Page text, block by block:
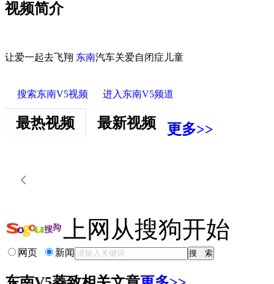
视频简介
让爱一起去飞翔 东南汽车关爱自闭症儿童
搜索东南V5视频 进入东南V5频道
最热视频 最新视频 更多>>
上网从搜狗开始
网页 新闻